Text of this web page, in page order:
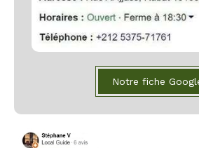
Notre fiche